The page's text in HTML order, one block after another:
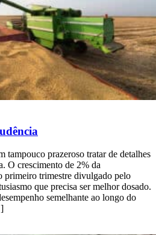
tampouco prazeroso tratar de detalhes
O crescimento de 2% da
primeiro trimestre divulgado pelo
que precisa ser melhor dosado.
semelhante ao longo do